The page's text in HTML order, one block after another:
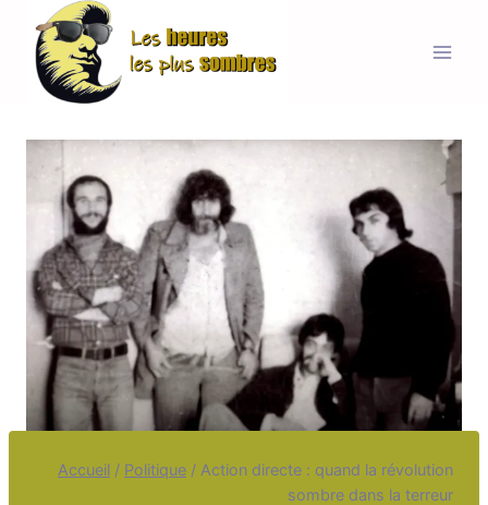
contenu
Accueil / Politique / Action directe : quand la révolution
sombre dans la terreur